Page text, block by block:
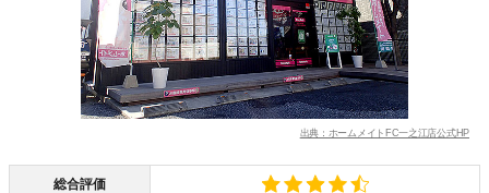
出典：ホームメイトFC一之江店公式HP
総合評価